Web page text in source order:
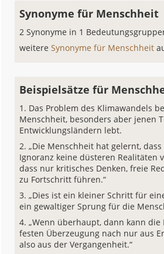
Synonyme für Menschheit
2 Synonyme in 1
weitereSynonyme für Menschheit
Beispielsätze für
Das Problem des Klimawandels
Menschheit, besonders aber jenen
Entwicklungsländern lebt.
„Die Menschheit hat gelernt,
Ignoranz keine düsteren Realitäten
dass nur kritisches Denken, freie
zu Fortschritt führen.“
„Dies ist ein kleiner Schritt für
ein gewaltiger Sprung für die
„Wenn überhaupt, dann kann
festen Überzeugung nach nur aus
also aus der Vergangenheit.“